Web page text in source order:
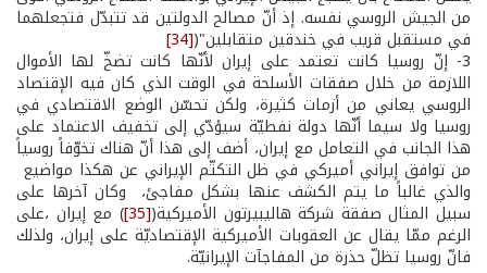
من الجيش الروسي نفسه. إذ أنّ مصالح الدولتين قد تتبدّل فتجعلهما
في مستقبل قريب في خندقين متقابلين"([34]
3­- إنّ روسيا كانت تعتمد على إيران لأنّها كانت تضخّ لها الأموال
اللازمة من خلال صفقات الأسلحة في الوقت الذي كان فيه الإقتصاد
الروسي يعاني من أزمات كثيرة، ولكن تحسّن الوضع الاقتصادي في
روسيا ولا سيما أنّها دولة نفطيّة سيؤدّي إلى تخفيف الاعتماد على
هذا الجانب في التعامل مع إيران، أضف إلى هذا أنّ هناك تخوّفاً روسياً
من توافق إيراني أميركي في ظل التكتّم الإيراني عن هكذا مواضيع
والذي غالباً ما يتم الكشف عنها بشكل مفاجئ، وكان آخرها على
سبيل المثال صفقة شركة هاليبيرتون الأميركية([35] ) مع إيران ،على
الرغم ممّا يقال عن العقوبات الأميركية الإقتصاديّة على إيران، ولذلك
فانّ روسيا تظلّ حذرة من المفاجآت الإيرانيّة.